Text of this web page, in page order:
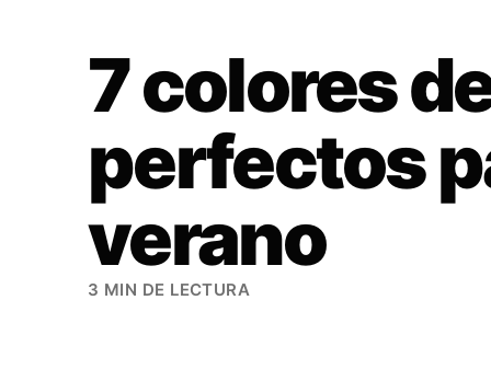
7 colores
perfectos
verano
3 MIN DE LECTURA